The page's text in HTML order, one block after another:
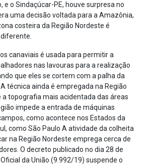
e o Sindaçúcar-PE, houve surpresa no
uma decisão voltada para a Amazônia,
costeira da Região Nordeste é
canaviais é usada para permitir a
nas lavouras para a realização
que eles se cortem com a palha da
técnica ainda é empregada na Região
a topografia mais acidentada das áreas
impede a entrada de máquinas
como acontece nos Estados da
como São Paulo A atividade da colheita
na Região Nordeste emprega cerca de
O decreto publicado no dia 28 de
da União (9.992/19) suspende o